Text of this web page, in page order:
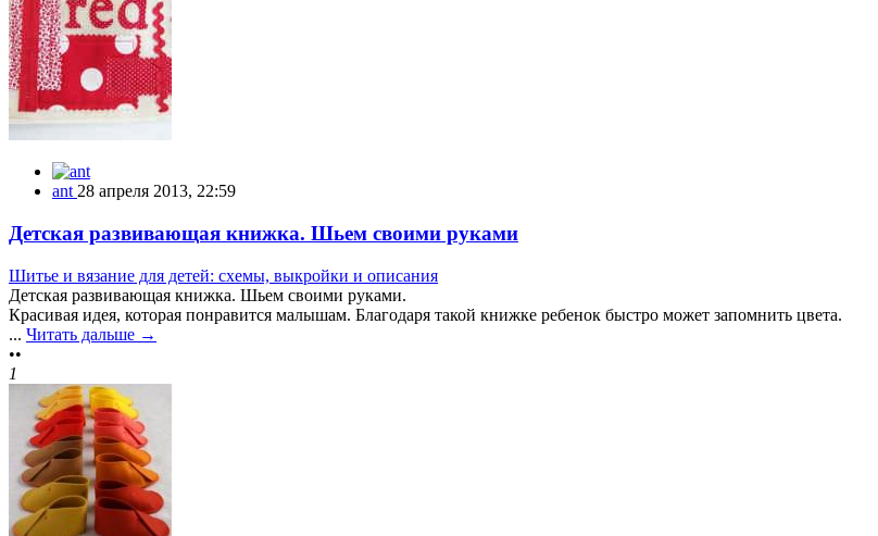
ant 28 апреля 2013, 22:59
Детская развивающая книжка. Шьем своими руками
Шитье и вязание для детей: схемы, выкройки и описания
Детская развивающая книжка. Шьем своими руками.
Красивая идея, которая понравится малышам. Благодаря такой книжке ребенок быстро может запомнить цвета.
... Читать дальше →
••
1